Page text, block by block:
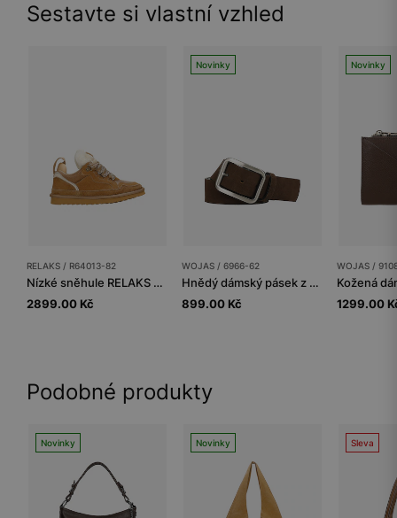
Sestavte si vlastní vzhled
RELAKS / R64013-82
Nízké sněhule RELAKS s podšívkou z ovčí kůže
2899.00 Kč
Novinky
WOJAS / 6966-62
Hnědý dámský pásek z velurové štípanky
899.00 Kč
Novinky
WOJAS /
1299.00
Podobné produkty
Novinky Novinky Sleva